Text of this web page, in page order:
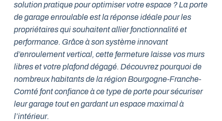
solution pratique pour optimiser votre espace ? La porte
de garage enroulable est la réponse idéale pour les
propriétaires qui souhaitent allier fonctionnalité et
performance. Grâce à son système innovant
d’enroulement vertical, cette fermeture laisse vos murs
libres et votre plafond dégagé. Découvrez pourquoi de
nombreux habitants de la région Bourgogne-Franche-
Comté font confiance à ce type de porte pour sécuriser
leur garage tout en gardant un espace maximal à
l’intérieur.